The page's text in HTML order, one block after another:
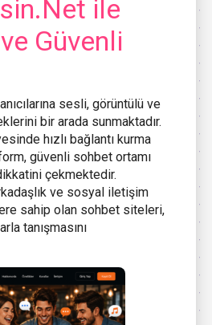
ile
Güvenli
sesli, görüntülü ve
bir arada sunmaktadır.
hızlı bağlantı kurma
güvenli sohbet ortamı
çekmektedir.
ve sosyal iletişim
sahip olan sohbet siteleri,
tanışmasını